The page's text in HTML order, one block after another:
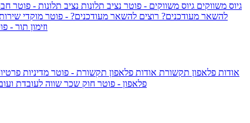
גיוס משווקים גיוס משווקים - פוטר נציב תלונות נציב תלונות - פוטר
להשאר מעודכנים? רוצים להשאר מעודכנים? - פוטר מוקדי
וזימון תור -
אודות פלאפון תקשורת אודות פלאפון תקשורת - פוטר מדיניות
פלאפון - פוטר חוק שכר שווה לעובדת